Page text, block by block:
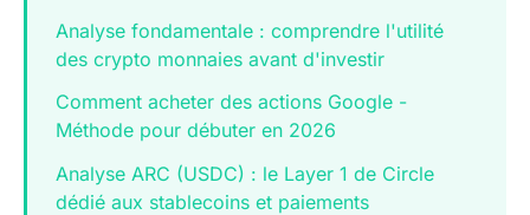
Analyse fondamentale : comprendre l'utilité
des crypto monnaies avant d'investir
Comment acheter des actions Google -
Méthode pour débuter en 2026
Analyse ARC (USDC) : le Layer 1 de Circle
dédié aux stablecoins et paiements